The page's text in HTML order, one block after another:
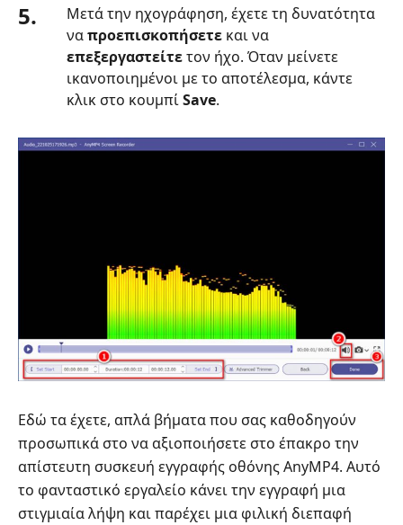
5.
Μετά την ηχογράφηση, έχετε τη δυνατότητα
ναπροεπισκοπήσετε και να
επεξεργαστείτετον ήχο. Όταν μείνετε
ικανοποιημένοι με το αποτέλεσμα, κάντε
κλικ στο κουμπίSave.
Εδώ τα έχετε, απλά βήματα που σας καθοδηγούν
προσωπικά στο να αξιοποιήσετε στο έπακρο την
απίστευτη συσκευή εγγραφής οθόνης AnyMP4. Αυτό
το φανταστικό εργαλείο κάνει την εγγραφή μια
στιγμιαία λήψη και παρέχει μια φιλική διεπαφή